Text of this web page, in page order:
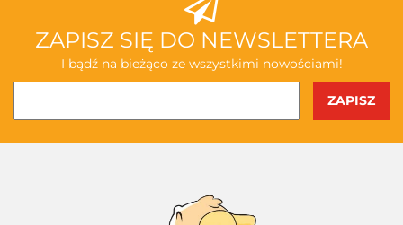
ZAPISZ SIĘ DO NEWSLETTERA
I bądź na bieżąco ze wszystkimi nowościami!